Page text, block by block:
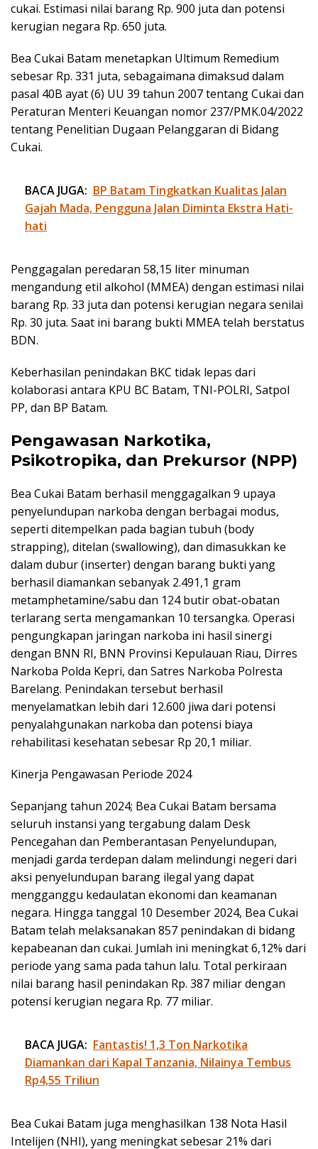
cukai. Estimasi nilai barang Rp. 900 juta dan potensi
kerugian negara Rp. 650 juta.
Bea Cukai Batam menetapkan Ultimum Remedium
sebesar Rp. 331 juta, sebagaimana dimaksud dalam
pasal 40B ayat (6) UU 39 tahun 2007 tentang Cukai dan
Peraturan Menteri Keuangan nomor 237/PMK.04/2022
tentang Penelitian Dugaan Pelanggaran di Bidang
Cukai.
BACA JUGA: BP Batam Tingkatkan Kualitas Jalan
Gajah Mada, Pengguna Jalan Diminta Ekstra Hati-
hati
Penggagalan peredaran 58,15 liter minuman
mengandung etil alkohol (MMEA) dengan estimasi nilai
barang Rp. 33 juta dan potensi kerugian negara senilai
Rp. 30 juta. Saat ini barang bukti MMEA telah berstatus
BDN.
Keberhasilan penindakan BKC tidak lepas dari
kolaborasi antara KPU BC Batam, TNI-POLRI, Satpol
PP, dan BP Batam.
Pengawasan Narkotika,
Psikotropika, dan Prekursor (NPP)
Bea Cukai Batam berhasil menggagalkan 9 upaya
penyelundupan narkoba dengan berbagai modus,
seperti ditempelkan pada bagian tubuh (body
strapping), ditelan (swallowing), dan dimasukkan ke
dalam dubur (inserter) dengan barang bukti yang
berhasil diamankan sebanyak 2.491,1 gram
metamphetamine/sabu dan 124 butir obat-obatan
terlarang serta mengamankan 10 tersangka. Operasi
pengungkapan jaringan narkoba ini hasil sinergi
dengan BNN RI, BNN Provinsi Kepulauan Riau, Dirres
Narkoba Polda Kepri, dan Satres Narkoba Polresta
Barelang. Penindakan tersebut berhasil
menyelamatkan lebih dari 12.600 jiwa dari potensi
penyalahgunakan narkoba dan potensi biaya
rehabilitasi kesehatan sebesar Rp 20,1 miliar.
Kinerja Pengawasan Periode 2024
Sepanjang tahun 2024; Bea Cukai Batam bersama
seluruh instansi yang tergabung dalam Desk
Pencegahan dan Pemberantasan Penyelundupan,
menjadi garda terdepan dalam melindungi negeri dari
aksi penyelundupan barang ilegal yang dapat
mengganggu kedaulatan ekonomi dan keamanan
negara. Hingga tanggal 10 Desember 2024, Bea Cukai
Batam telah melaksanakan 857 penindakan di bidang
kepabeanan dan cukai. Jumlah ini meningkat 6,12% dari
periode yang sama pada tahun lalu. Total perkiraan
nilai barang hasil penindakan Rp. 387 miliar dengan
potensi kerugian negara Rp. 77 miliar.
BACA JUGA: Fantastis! 1,3 Ton Narkotika
Diamankan dari Kapal Tanzania, Nilainya Tembus
Rp4,55 Triliun
Bea Cukai Batam juga menghasilkan 138 Nota Hasil
Intelijen (NHI), yang meningkat sebesar 21% dari